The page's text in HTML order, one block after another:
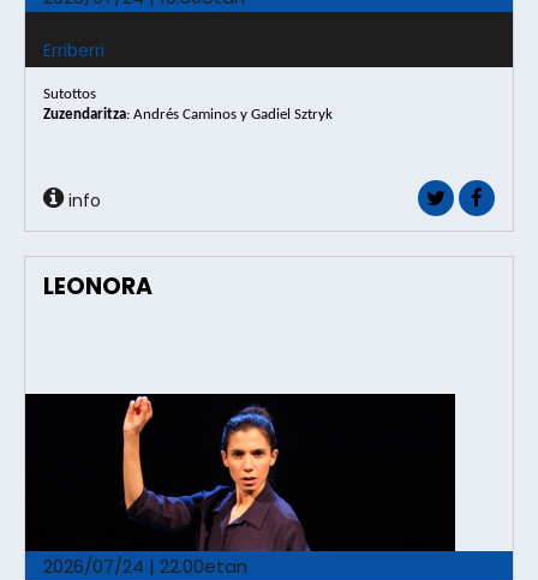
Erriberri
Sutottos
Zuzendaritza: Andrés Caminos y Gadiel Sztryk
info
LEONORA
2026/07/24 | 22.00etan